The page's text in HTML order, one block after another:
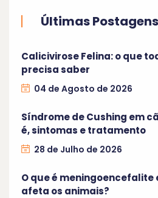
Últimas Postagens
Calicivirose Felina: o que
precisa saber
04 de Agosto de 2026
Síndrome de Cushing em
é, sintomas e tratamento
28 de Julho de 2026
O que é meningoencefalite
afeta os animais?